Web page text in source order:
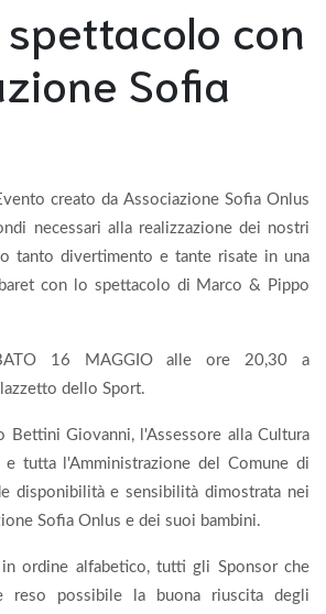
con
Sofia
creato da Associazione Sofia Onlus
necessari alla realizzazione dei nostri
tanto divertimento e tante risate in una
con lo spettacolo di Marco & Pippo
16 MAGGIO alle ore 20,30 a
dello Sport.
Bettini Giovanni, l'Assessore alla Cultura
e tutta l'Amministrazione del Comune di
disponibilità e sensibilità dimostrata nei
Sofia Onlus e dei suoi bambini.
in ordine alfabetico, tutti gli Sponsor che
reso possibile la buona riuscita degli